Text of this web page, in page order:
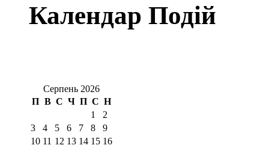
Календар Подій
Серпень 2026
П В С Ч П С Н
1
2
3
4 5 6 7 8
9
10 11 12 13 14 15 16